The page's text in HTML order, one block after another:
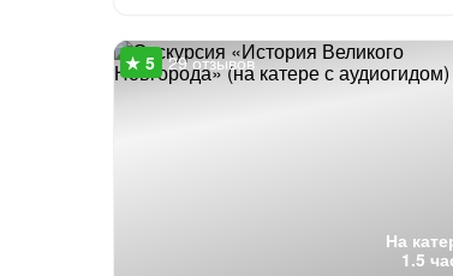
На
1.5
29 отзывов